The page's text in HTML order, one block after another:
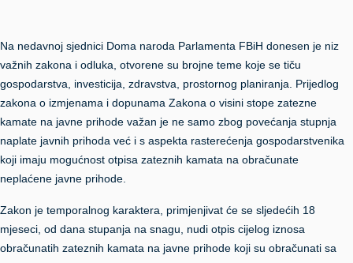
Na nedavnoj sjednici Doma naroda Parlamenta FBiH donesen je niz
važnih zakona i odluka, otvorene su brojne teme koje se tiču
gospodarstva, investicija, zdravstva, prostornog planiranja. Prijedlog
zakona o izmjenama i dopunama Zakona o visini stope zatezne
kamate na javne prihode važan je ne samo zbog povećanja stupnja
naplate javnih prihoda već i s aspekta rasterećenja gospodarstvenika
koji imaju mogućnost otpisa zateznih kamata na obračunate
neplaćene javne prihode.
Zakon je temporalnog karaktera, primjenjivat će se sljedećih 18
mjeseci, od dana stupanja na snagu, nudi otpis cijelog iznosa
obračunatih zateznih kamata na javne prihode koji su obračunati sa